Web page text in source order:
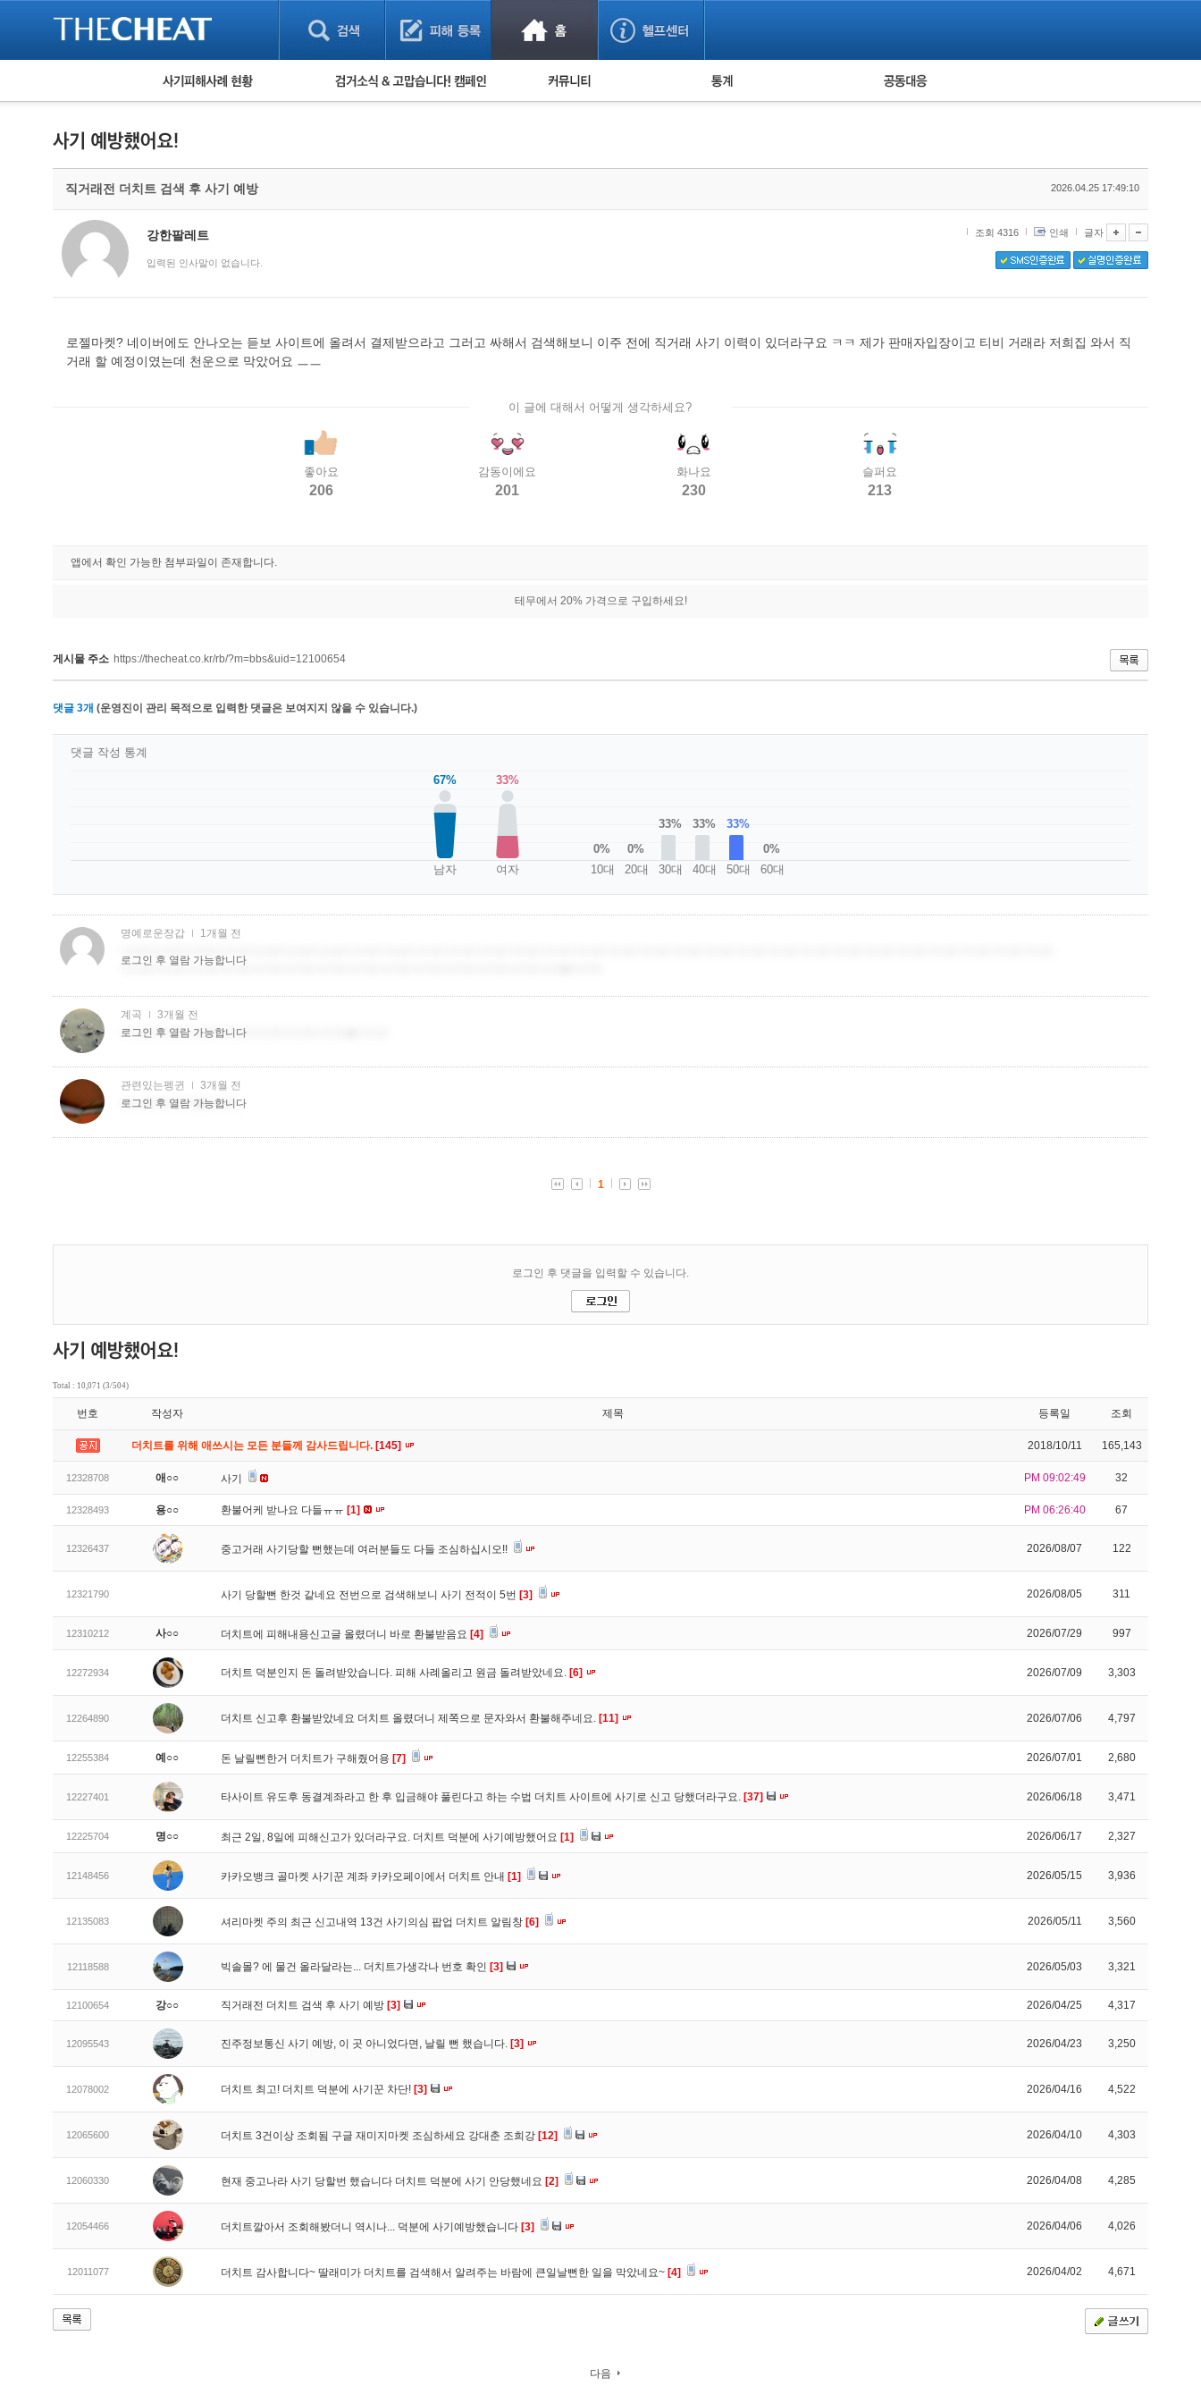
피해사례 현황
게임 · 비실물 피해사례
보이스피싱 피해사례
유해사이트 목록
비공개 피해사례
검거 소식 사기 예방했어요! 누적 피해사례 통계 피해자 공동대응
직거래전 더치트 검색 후 사기 예방 2026.04.25 17:49:10
강한팔레트
입력된 인사말이 없습니다.
조회 4316 인쇄 글자
로젤마켓? 네이버에도 안나오는 듣보 사이트에 올려서 결제받으라고 그러고 싸해서 검색해보니 이주 전에 직거래 사기 이력이 있더라구요 ㅋㅋ 제가 판매자입장이고 티비 거래라 저희집 와서 직
거래 할 예정이였는데 천운으로 막았어요 ㅡㅡ
이 글에 대해서 어떻게 생각하세요?
좋아요
206
감동이에요
201
화나요
230
슬퍼요
213
앱에서 확인 가능한 첨부파일이 존재합니다.
테무에서 20% 가격으로 구입하세요!
게시물 주소 https://thecheat.co.kr/rb/?m=bbs&uid=12100654
댓글 3개 (운영진이 관리 목적으로 입력한 댓글은 보여지지 않을 수 있습니다.)
67%
남자
33%
여자
0%
10대
0%
20대
33%
30대
33%
40대
33%
50대
0%
60대
댓글 작성 통계
Total : 10,071 (3/504)
번호 작성자 제목 등록일 조회
더치트를 위해 애쓰시는 모든 분들께 감사드립니다. [145] 2018/10/11 165,143
12328708 애○○ 사기 PM 09:02:49 32
12328493 용○○ 환불어케 받나요 다들ㅠㅠ [1] PM 06:26:40 67
12326437 중고거래 사기당할 뻔했는데 여러분들도 다들 조심하십시오!! 2026/08/07 122
12321790 사기 당할뻔 한것 같네요 전번으로 검색해보니 사기 전적이 5번 [3] 2026/08/05 311
12310212 사○○ 더치트에 피해내용신고글 올렸더니 바로 환불받음요 [4] 2026/07/29 997
12272934 더치트 덕분인지 돈 돌려받았습니다. 피해 사례올리고 원금 돌려받았네요. [6] 2026/07/09 3,303
12264890 더치트 신고후 환불받았네요 더치트 올렸더니 제쪽으로 문자와서 환불해주네요. [11] 2026/07/06 4,797
12255384 예○○ 돈 날릴뻔한거 더치트가 구해줬어용 [7] 2026/07/01 2,680
12227401 타사이트 유도후 동결계좌라고 한 후 입금해야 풀린다고 하는 수법 더치트 사이트에 사기로 신고 당했더라구요. [37] 2026/06/18 3,471
12225704 명○○ 최근 2일, 8일에 피해신고가 있더라구요. 더치트 덕분에 사기예방했어요 [1] 2026/06/17 2,327
12148456 카카오뱅크 골마켓 사기꾼 계좌 카카오페이에서 더치트 안내 [1] 2026/05/15 3,936
12135083 셔리마켓 주의 최근 신고내역 13건 사기의심 팝업 더치트 알림창 [6] 2026/05/11 3,560
12118588 빅솔몰? 에 물건 올라달라는... 더치트가생각나 번호 확인 [3] 2026/05/03 3,321
12100654 강○○ 직거래전 더치트 검색 후 사기 예방 [3] 2026/04/25 4,317
12095543 진주정보통신 사기 예방, 이 곳 아니었다면, 날릴 뻔 했습니다. [3] 2026/04/23 3,250
12078002 더치트 최고! 더치트 덕분에 사기꾼 차단! [3] 2026/04/16 4,522
12065600 더치트 3건이상 조회됨 구글 재미지마켓 조심하세요 강대춘 조희강 [12] 2026/04/10 4,303
12060330 현재 중고나라 사기 당할번 했습니다 더치트 덕분에 사기 안당했네요 [2] 2026/04/08 4,285
12054466 더치트깔아서 조회해봤더니 역시나... 덕분에 사기예방했습니다 [3] 2026/04/06 4,026
12011077 더치트 감사합니다~ 딸래미가 더치트를 검색해서 알려주는 바람에 큰일날뻔한 일을 막았네요~ [4] 2026/04/02 4,671
다음